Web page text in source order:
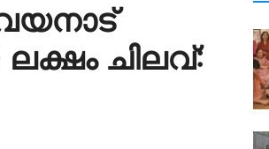
ലക്ഷം ചിലവ്: